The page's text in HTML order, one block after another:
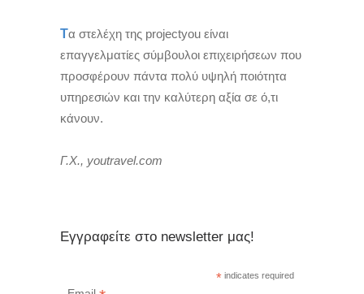
Τα στελέχη της projectyou είναι
επαγγελματίες σύμβουλοι επιχειρήσεων που
προσφέρουν πάντα πολύ υψηλή ποιότητα
υπηρεσιών και την καλύτερη αξία σε ό,τι
κάνουν.
Γ.Χ., youtravel.com
Εγγραφείτε στο newsletter μας!
* indicates required